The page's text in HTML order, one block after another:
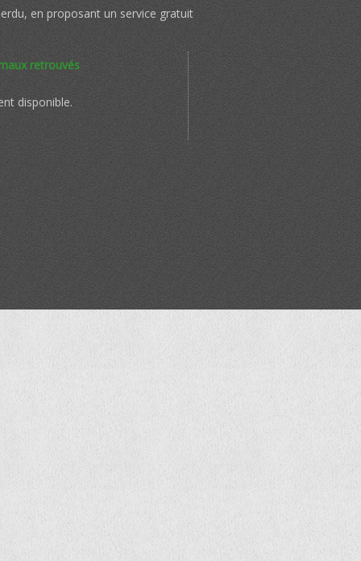
en proposant un service gratuit
retrouvés
disponible.